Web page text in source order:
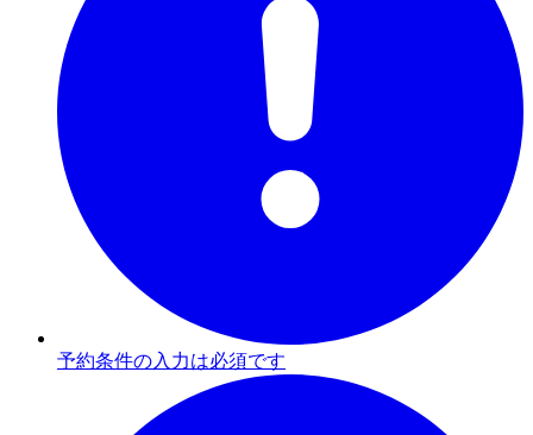
予約条件の入力は必須です